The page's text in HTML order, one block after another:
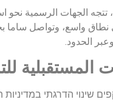
الحدود.
المستقبلية
הדרגתי במדיניות